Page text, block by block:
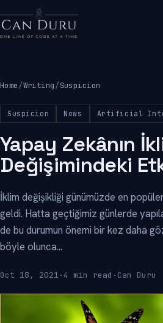
Home/Writing/Suspicion
Suspicion News Artificial
Yapay Zekânın
Değişimindeki
İklim değişikliği günümüzde en
geldi. Hatta geçtiğimiz günlerde
de bu durumun önemi bir kez daha
böyle olunca...
Oct 18, 2021 · 4 min read · Can Duru